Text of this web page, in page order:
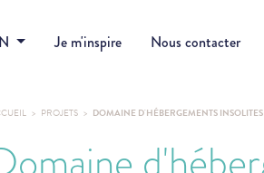
Je m'inspire Nous contacter
PROJETS DOMAINE D'HÉBERGEMENTS INSOLITES